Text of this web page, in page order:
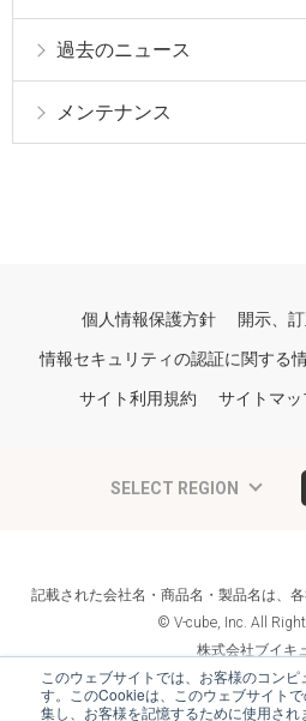
このウェブサイトでは、お客様のコン
す。このCookieは、このウェブサイト
集し、お客様を記憶するために使用さ
過去のニュース
メンテナンス
個人情報保護方針 開示、
情報セキュリティの認証に関する
サイト利用規約 サイトマッ
SELECT REGION
記載された会社名・商品名・製品名は、
© V-cube, Inc. All
株式会社ブイキ
Follow Us